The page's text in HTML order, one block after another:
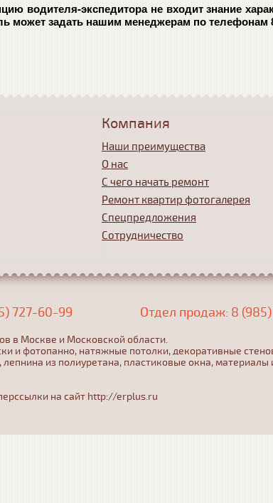
водителя-экспедитора не входит знание
может задать нашим менеджерам по телефонам 8
Компания
Наши преимущества
О нас
С чего начать ремонт
Ремонт квартир фотогалерея
Спецпредложения
Сотрудничество
727-60-99 Отдел продаж: 8
в Москве и Московской области.
и фотопанно, натяжные потолки, декоративные
из полиуретана, пластиковые окна, материалы
на сайт http://erplus.ru